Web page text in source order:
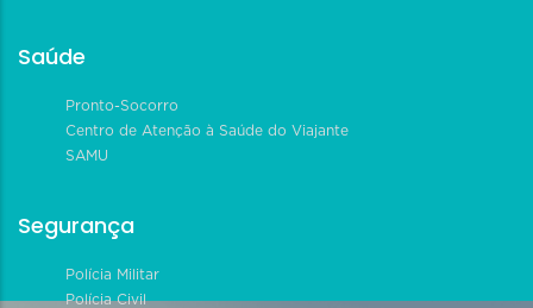
Saúde
Pronto-Socorro
Centro de Atenção à Saúde do Viajante
SAMU
Segurança
Polícia Militar
Polícia Civil